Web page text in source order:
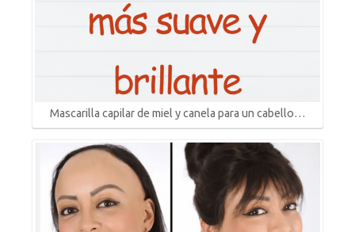
Mascarilla capilar de miel y canela para un cabello…